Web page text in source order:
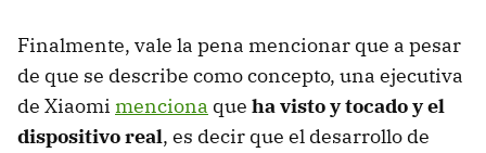
Finalmente, vale la pena mencionar que a pesar
de que se describe como concepto, una ejecutiva
de Xiaomi menciona que ha visto y tocado y el
dispositivo real, es decir que el desarrollo de